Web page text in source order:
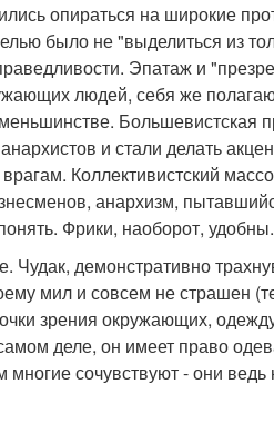
опираться на широкие
было не "выделиться из
Эпатаж и
людей, себя же
Большевистская
и стали делать
Коллективистский
анархизм,
Фрики, наоборот, удобны.
демонстративно
мил и совсем не страшен
зрения окружающих,
деле, он имеет право
сочувствуют - они